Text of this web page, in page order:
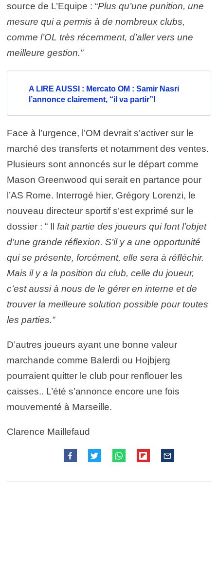
source de L’Equipe : “Plus qu’une punition, une
mesure qui a permis à de nombreux clubs,
comme l’OL très récemment, d’aller vers une
meilleure gestion.”
A LIRE AUSSI : Mercato OM : Samir Nasri
l’annonce clairement, “il va partir”!
Face à l’urgence, l’OM devrait s’activer sur le
marché des transferts et notamment des ventes.
Plusieurs sont annoncés sur le départ comme
Mason Greenwood qui serait en partance pour
l’AS Rome. Interrogé hier, Grégory Lorenzi, le
nouveau directeur sportif s’est exprimé sur le
dossier : “ Il fait partie des joueurs qui font l’objet
d’une grande réflexion. S’il y a une opportunité
qui se présente, forcément, elle sera à réfléchir.
Mais il y a la position du club, celle du joueur,
c’est aussi à nous de le gérer en interne et de
trouver la meilleure solution possible pour toutes
les parties.”
D’autres joueurs ayant une bonne valeur
marchande comme Balerdi ou Hojbjerg
pourraient quitter le club pour renflouer les
caisses.. L’été s’annonce encore une fois
mouvementé à Marseille.
Clarence Maillefaud